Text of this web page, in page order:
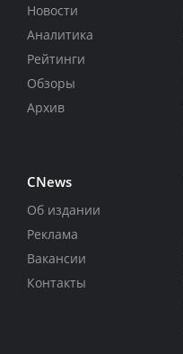
Новости
Аналитика
Рейтинги
Обзоры
Архив
CNews
Об издании
Реклама
Вакансии
Контакты